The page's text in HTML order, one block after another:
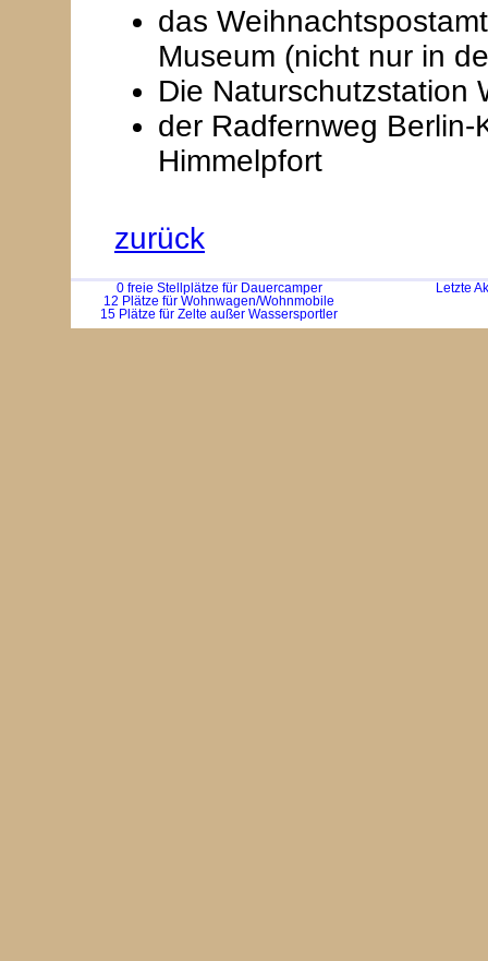
das
Museum (nicht nur in
Die Naturschutzstation
der Radfernweg
Himmelpfort
zurück
0 freie Stellplätze für Dauercamper
12 Plätze für Wohnwagen/Wohnmobile
15 Plätze für Zelte außer Wassersportler
Letzte